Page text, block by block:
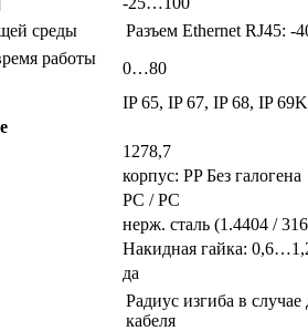
среды
Разъем Ethernet RJ45: -
работы
0…80
IP 65, IP 67, IP 68, IP
1278,7
корпус: PP Без галогена
PC / PC
нерж. сталь (1.4404 /
Накидная гайка:
да
Радиус изгиба в
кабеля